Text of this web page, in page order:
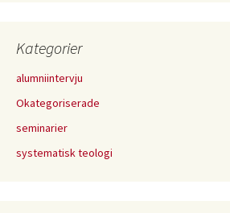
Kategorier
alumniintervju
Okategoriserade
seminarier
systematisk teologi